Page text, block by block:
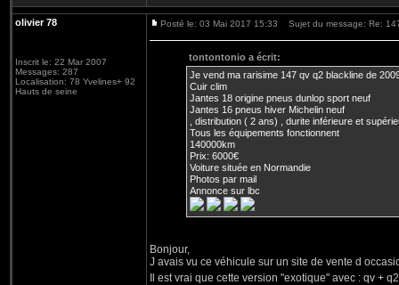
olivier 78
Inscrit le: 22 Mar 2007
Messages: 287
Localisation: 78 Yvelines+ 92
Hauts de seine
Posté le: 03 Mai 2017 15:33 Sujet du message: Re:
tontontonio a écrit:
Je vend ma rarisime 147 qv q2 blackline de
Cuir clim
Jantes 18 origine pneus dunlop sport neuf
Jantes 16 pneus hiver Michelin neuf
, distribution ( 2 ans) , durite inférieure et
Tous les équipements fonctionnent
140000km
Prix: 6000€
Voiture située en Normandie
Photos par mail
Annonce sur lbc
Bonjour,
J avais vu ce véhicule sur un site de vente d
Il est vrai que cette version "exotique" avec : qv +